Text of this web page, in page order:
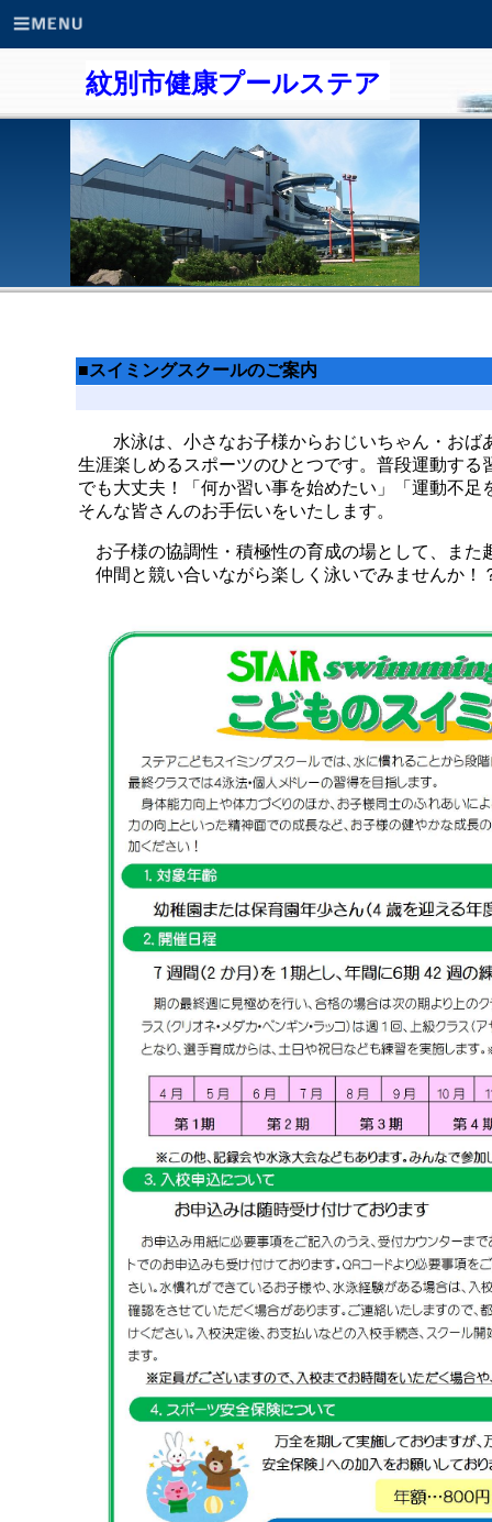
紋別市健康プールステア
■スイミングスクールのご案内
水泳は、小さなお子様からおじいちゃん・おば
生涯楽しめるスポーツのひとつです。普段運動する
でも大丈夫！「何か習い事を始めたい」「運動不
そんな皆さんのお手伝いをいたします。
お子様の協調性・積極性の育成の場として、また
仲間と競い合いながら楽しく泳いでみませんか！